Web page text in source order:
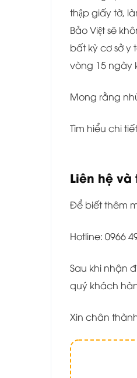
thập giấy tờ,
Bảo Việt sẽ
bất kỳ cơ sở y
vòng 15 ngày
Mong rằng
Tìm hiểu chi
Liên hệ và
Để biết thêm
Hotline: 0966
Sau khi nhận
quý khách
Xin chân